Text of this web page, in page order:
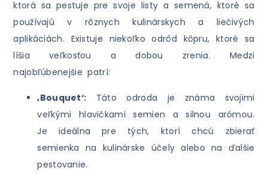
ktorá sa pestuje pre svoje listy a semená, ktoré sa
používajú v rôznych kulinárskych a liečivých
aplikáciách. Existuje niekoľko odrôd kôpru, ktoré sa
líšia veľkosťou a dobou zrenia. Medzi
najobľúbenejšie patrí:
‚Bouquet‘: Táto odroda je známa svojimi
veľkými hlavičkami semien a silnou arómou.
Je ideálna pre tých, ktorí chcú zbierať
semienka na kulinárske účely alebo na ďalšie
pestovanie.